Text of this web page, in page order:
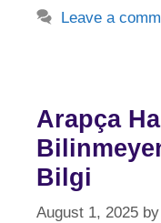
Leave a
Arapça
Bilgi
August 1, 2025 by